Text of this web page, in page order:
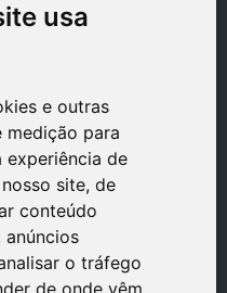
usa
e outras
medição para
experiência de
site, de
conteúdo
anúncios
o tráfego
de onde vêm
usa
e outras
medição para
experiência de
site, de
conteúdo
anúncios
o tráfego
de onde vêm
Viejo,